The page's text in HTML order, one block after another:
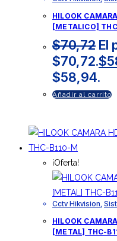
HILOOK
[METALICO]
$70,72 El
$70,72.$
$58,94.
Añadir al carrito
¡Oferta!
Cctv Hikvision
HILOOK
[METAL] THC-